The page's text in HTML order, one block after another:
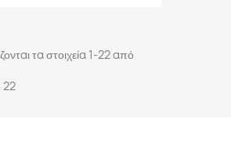
τα στοιχεία 1-22 από
22